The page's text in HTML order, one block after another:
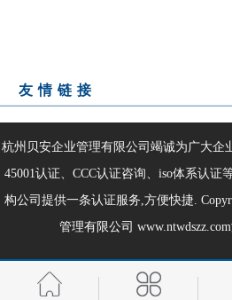
友情链接
杭州贝安企业管理有限公司竭诚为广大企
45001认证、CCC认证咨询、iso体系认证
构公司提供一条认证服务,方便快捷.
管理有限公司 www.ntwdszz.com